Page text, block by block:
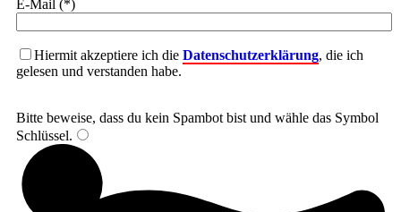
E-Mail (*)
Hiermit akzeptiere ich die Datenschutzerklärung, die ich
gelesen und verstanden habe.
Bitte beweise, dass du kein Spambot bist und wähle das Symbol
Schlüssel.